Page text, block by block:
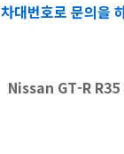
차대번호로 문의을
Nissan GT-R R35